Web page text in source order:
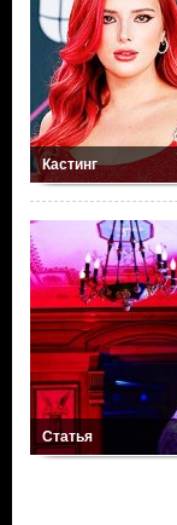
Кастинг
Статья